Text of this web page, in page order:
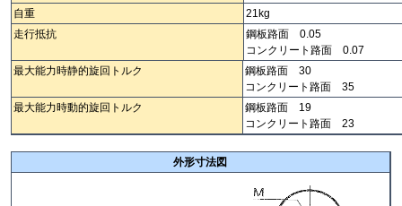
自重
21kg
走行抵抗
鋼板路面 0.05
コンクリート路面 0.07
最大能力時静的旋回トルク
鋼板路面 30
コンクリート路面 35
最大能力時動的旋回トルク
鋼板路面 19
コンクリート路面 23
外形寸法図